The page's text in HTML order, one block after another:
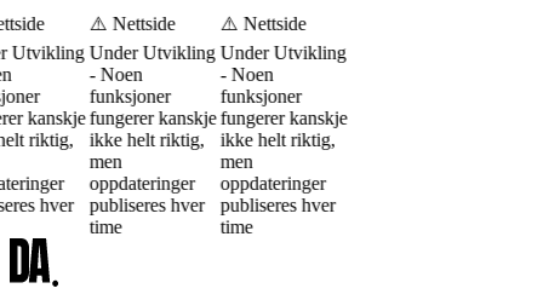
Utvikling
kanskje
riktig,
hver
⚠️ Nettside
Under Utvikling
- Noen
funksjoner
fungerer kanskje
ikke helt riktig,
men
oppdateringer
publiseres hver
time
⚠️ Nettside
Under Utvikling
- Noen
funksjoner
fungerer kanskje
ikke helt riktig,
men
oppdateringer
publiseres hver
time